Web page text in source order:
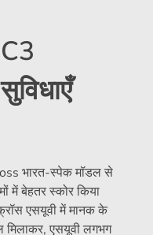
भारत-स्पेक मॉडल से
में बेहतर स्कोर किया
एसयूवी में मानक के
एसयूवी लगभग